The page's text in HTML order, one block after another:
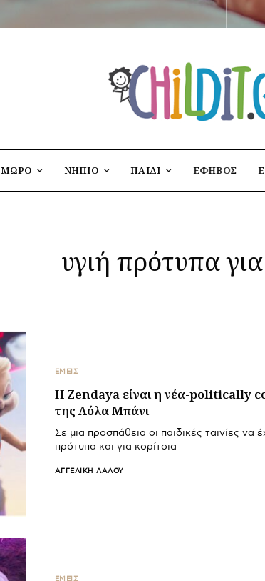
ΜΩΡΟ ΝΗΠΙΟ ΠΑΙΔΙ ΕΦΗΒΟΣ
υγιή πρότυπα
ΕΜΕΙΣ
Η Zendaya είναι η νέα-politically
της Λόλα Μπάνι
Σε μια προσπάθεια οι παιδικές ταινίες να
πρότυπα και για κορίτσια
ΑΓΓΕΛΙΚΉ ΛΆΛΟΥ
ΕΜΕΙΣ